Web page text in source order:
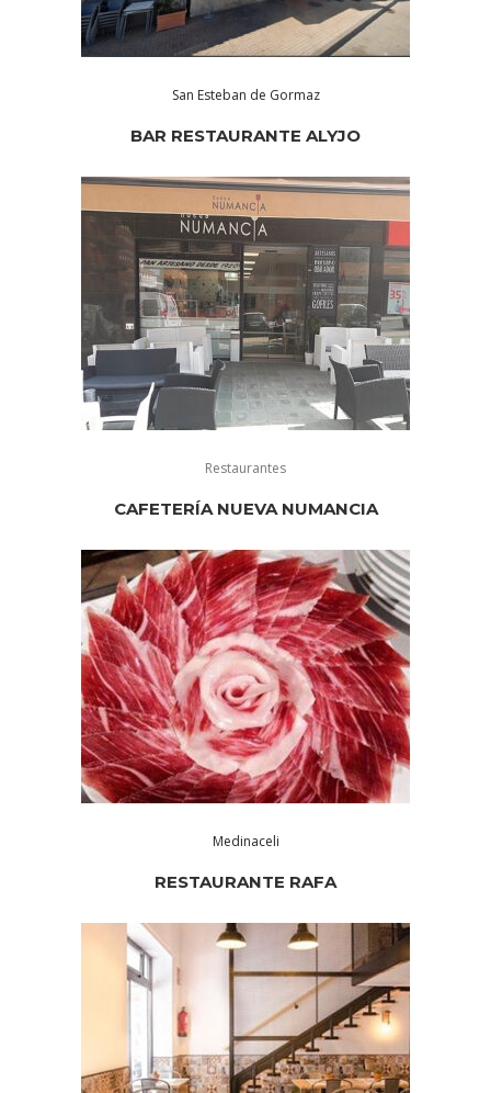
San Esteban de Gormaz
BAR RESTAURANTE ALYJO
Restaurantes
CAFETERÍA NUEVA NUMANCIA
Medinaceli
RESTAURANTE RAFA